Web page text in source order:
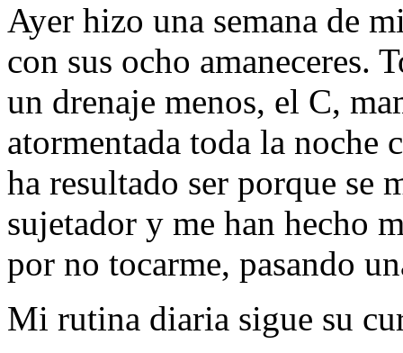
Ayer hizo una semana de
con sus ocho amaneceres.
un drenaje menos, el C,
atormentada toda la
ha resultado ser porque se
sujetador y me han hecho
por no tocarme, pasando
Mi rutina diaria sigue su